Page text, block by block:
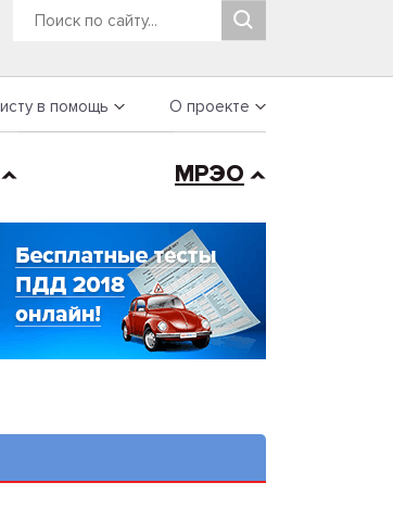
в помощь О проекте
МРЭО